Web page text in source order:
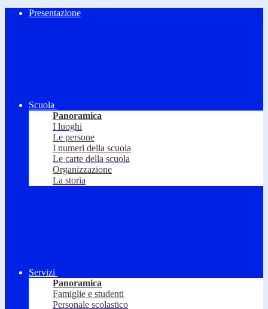
Presentazione
Scuola
Panoramica
I luoghi
Le persone
I numeri della scuola
Le carte della scuola
Organizzazione
La storia
Servizi
Panoramica
Famiglie e studenti
Personale scolastico